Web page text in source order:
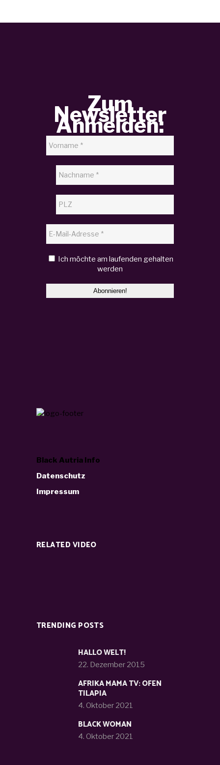
Zum
Newsletter
Anmelden:
Ich möchte am laufenden gehalten
werden
Black Autria Info
Datenschutz
Impressum
RELATED VIDEO
TRENDING POSTS
HALLO WELT!
22. Dezember 2015
AFRIKA MAMA TV: OFEN
TILAPIA
4. Oktober 2021
BLACK WOMAN
4. Oktober 2021